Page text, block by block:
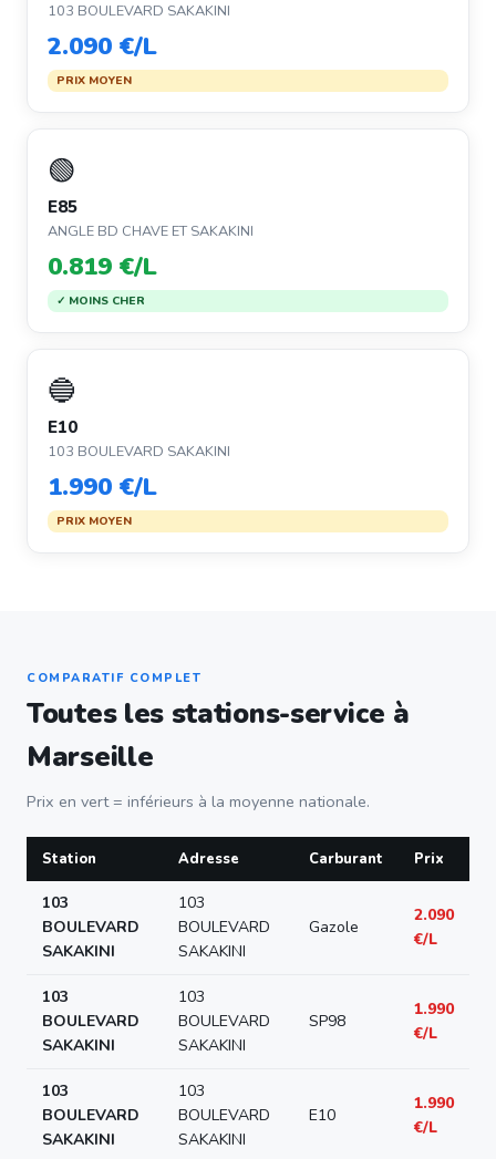
103 BOULEVARD SAKAKINI
2.090 €/L
PRIX MOYEN
🟢
E85
ANGLE BD CHAVE ET SAKAKINI
0.819 €/L
✓ MOINS CHER
🔵
E10
103 BOULEVARD SAKAKINI
1.990 €/L
PRIX MOYEN
COMPARATIF COMPLET
Toutes les stations-service à
Marseille
Prix en vert = inférieurs à la moyenne nationale.
Station Adresse Carburant Prix
103
BOULEVARD
SAKAKINI
103
BOULEVARD
SAKAKINI
Gazole
2.090
€/L
103
BOULEVARD
SAKAKINI
103
BOULEVARD
SAKAKINI
SP98
1.990
€/L
103
BOULEVARD
SAKAKINI
103
BOULEVARD
SAKAKINI
E10
1.990
€/L